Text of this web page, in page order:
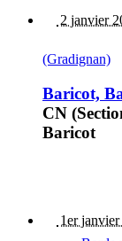
2 janvier
(Gradignan)
Baricot,
CN
Baricot
1er